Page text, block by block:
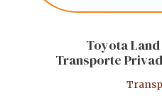
Toyota
Transporte